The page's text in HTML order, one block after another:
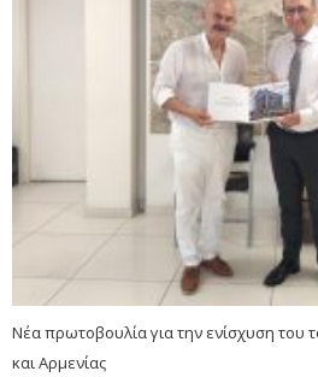
Νέα πρωτοβουλία για την ενίσχυση του
και Αρμενίας